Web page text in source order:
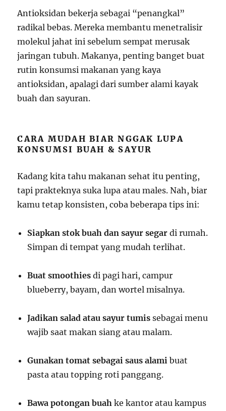
Antioksidan bekerja sebagai “penangkal”
radikal bebas. Mereka membantu menetralisir
molekul jahat ini sebelum sempat merusak
jaringan tubuh. Makanya, penting banget buat
rutin konsumsi makanan yang kaya
antioksidan, apalagi dari sumber alami kayak
buah dan sayuran.
CARA MUDAH BIAR NGGAK LUPA
KONSUMSI BUAH & SAYUR
Kadang kita tahu makanan sehat itu penting,
tapi prakteknya suka lupa atau males. Nah, biar
kamu tetap konsisten, coba beberapa tips ini:
Siapkan stok buah dan sayur segar di rumah.
Simpan di tempat yang mudah terlihat.
Buat smoothies di pagi hari, campur
blueberry, bayam, dan wortel misalnya.
Jadikan salad atau sayur tumis sebagai menu
wajib saat makan siang atau malam.
Gunakan tomat sebagai saus alami buat
pasta atau topping roti panggang.
Bawa potongan buah ke kantor atau kampus